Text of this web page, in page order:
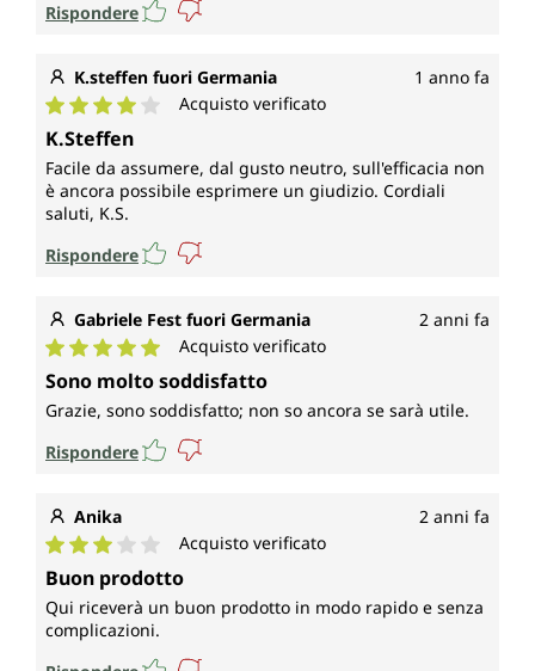
Rispondere
K.steffen fuori Germania 1 anno fa
Valutazione media di 4 su 5 stelle
Acquisto verificato
K.Steffen
Facile da assumere, dal gusto neutro, sull'efficacia non
è ancora possibile esprimere un giudizio. Cordiali
saluti, K.S.
Rispondere
Gabriele Fest fuori Germania 2 anni fa
Valutazione media di 5 su 5 stelle
Acquisto verificato
Sono molto soddisfatto
Grazie, sono soddisfatto; non so ancora se sarà utile.
Rispondere
Anika 2 anni fa
Valutazione media di 3 su 5 stelle
Acquisto verificato
Buon prodotto
Qui riceverà un buon prodotto in modo rapido e senza
complicazioni.